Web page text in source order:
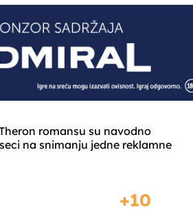
romansu su navodno
na snimanju jedne reklamne
10